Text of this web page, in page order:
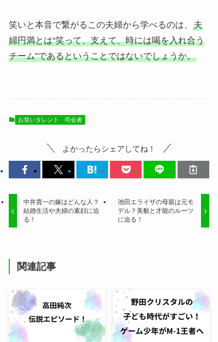
笑いと本音で繋がるこの夫婦から学べるのは、 夫
婦円満とは“笑って、支えて、時には喝を入れ合う
チーム”であるということではないでしょうか。
お笑いタレント 司会者
よかったらシェアしてね！
中井貴一の嫁はどんな人？
結婚生活や夫婦の素顔に迫
る！
池田エライザの母親は元モ
デル？美貌と才能のルーツ
に迫る！
関連記事